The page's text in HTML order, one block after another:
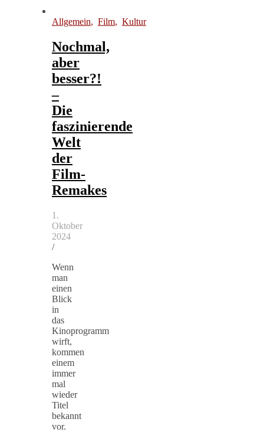
Allgemein, Film, Kultur
Nochmal,
aber
besser?!
–
Die
faszinierende
Welt
der
Film-
Remakes
1.
Oktober
2024
/
Wenn
man
einen
Blick
in
das
Kinoprogramm
wirft,
kommen
einem
immer
mal
wieder
Titel
bekannt
vor.